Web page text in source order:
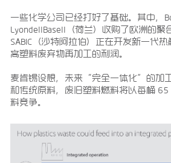
一些化学公司已经打好了基础。其中，
LyondellBasell（荷兰）收购了欧洲的聚
SABIC（沙特阿拉伯）正在开发新一代
高塑料废弃物再加工的利润。
麦肯锡设想，未来“完全一体化”的加
和传统原料，废旧塑料燃料将以每桶
料竞争。